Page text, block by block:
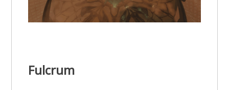
Fulcrum